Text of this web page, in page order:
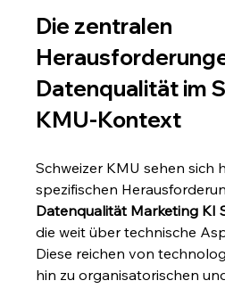
Die zentralen
Datenqualität im
KMU-Kontext
Schweizer KMU sehen sich
spezifischen
Datenqualität Marketing KI
die weit über technische
Diese reichen von
hin zu organisatorischen